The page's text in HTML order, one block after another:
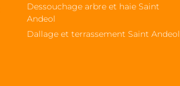
Dessouchage arbre et haie Saint
Andeol
Dallage et terrassement Saint Andeol